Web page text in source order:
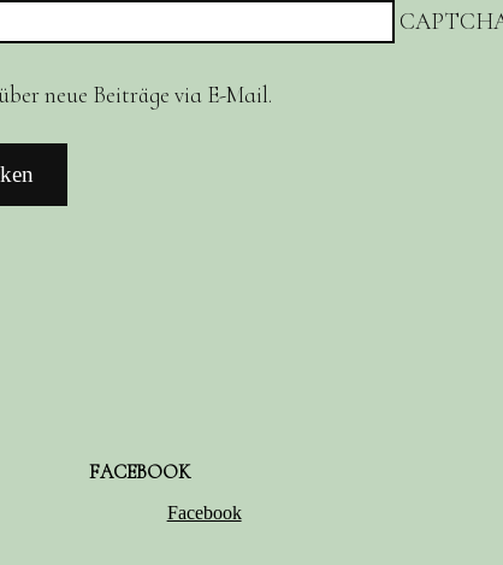
neue Beiträge via E-Mail.
FACEBOOK
Facebook